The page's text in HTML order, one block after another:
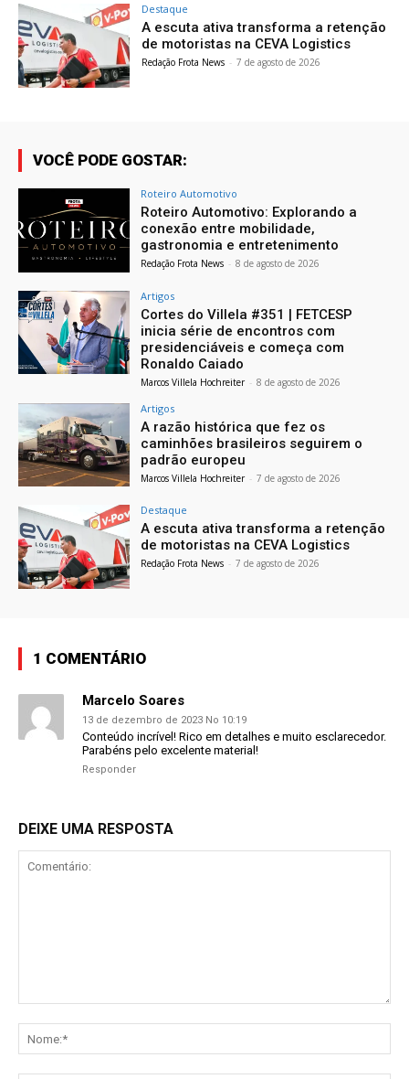
Destaque
A escuta ativa transforma a retenção
de motoristas na CEVA Logistics
Redação Frota News - 7 de agosto de 2026
VOCÊ PODE GOSTAR:
Roteiro Automotivo
Roteiro Automotivo: Explorando a
conexão entre mobilidade,
gastronomia e entretenimento
Redação Frota News - 8 de agosto de 2026
Artigos
Cortes do Villela #351 | FETCESP
inicia série de encontros com
presidenciáveis e começa com
Ronaldo Caiado
Marcos Villela Hochreiter - 8 de agosto de 2026
Artigos
A razão histórica que fez os
caminhões brasileiros seguirem o
padrão europeu
Marcos Villela Hochreiter - 7 de agosto de 2026
Destaque
A escuta ativa transforma a retenção
de motoristas na CEVA Logistics
Redação Frota News - 7 de agosto de 2026
1 COMENTÁRIO
Marcelo Soares
13 de dezembro de 2023 No 10:19
Conteúdo incrível! Rico em detalhes e muito esclarecedor.
Parabéns pelo excelente material!
Responder
DEIXE UMA RESPOSTA